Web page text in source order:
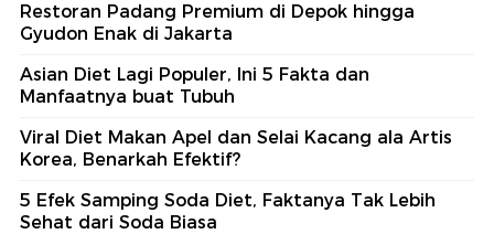
Restoran Padang Premium di Depok hingga
Gyudon Enak di Jakarta
Asian Diet Lagi Populer, Ini 5 Fakta dan
Manfaatnya buat Tubuh
Viral Diet Makan Apel dan Selai Kacang ala Artis
Korea, Benarkah Efektif?
5 Efek Samping Soda Diet, Faktanya Tak Lebih
Sehat dari Soda Biasa